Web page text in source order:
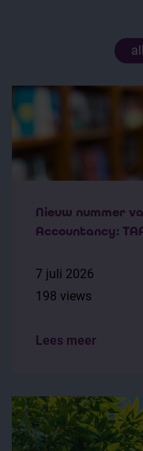
Nieuw nummer
Accountancy:
7 juli 2026
198 views
Lees meer